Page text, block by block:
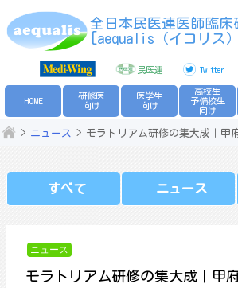
to
全日本民医連医師臨床
[aequalis（イコリス
民医連 Twitter
HOME
研修医
向け
医学生
向け
高校生
予備校生
向け
ニュース モラトリアム研修の集大成｜甲
すべて ニュース
ニュース
モラトリアム研修の集大成｜甲